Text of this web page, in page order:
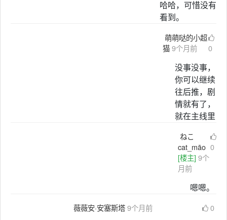
哈哈，可惜没有
看到。
萌萌哒的小超
猫9个月前 0
没事没事，
你可以继续
往后推，剧
情就有了，
就在主线里
ねこ
cat_māo
[楼主] 9个
月前
0
嗯嗯。
薇薇安·安塞斯塔9个月前 0